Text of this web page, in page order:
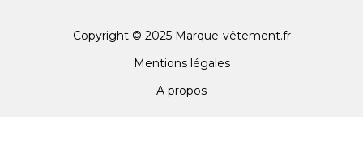
Copyright © 2025 Marque-vêtement.fr
Mentions légales
A propos